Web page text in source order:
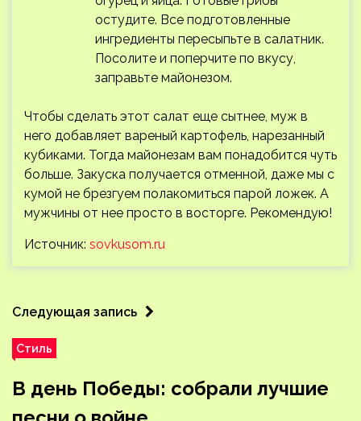
остудите. Все подготовленные
ингредиенты пересыпьте в салатник.
Посолите и поперчите по вкусу,
заправьте майонезом.
Чтобы сделать этот салат еще сытнее, муж в
него добавляет вареный картофель, нарезанный
кубиками. Тогда майонезам вам понадобится чуть
больше. Закуска получается отменной, даже мы с
кумой не брезгуем полакомиться парой ложек. А
мужчины от нее просто в восторге. Рекомендую!
Источник: sovkusom.ru
Следующая запись
Стиль
В день Победы: собрали лучшие